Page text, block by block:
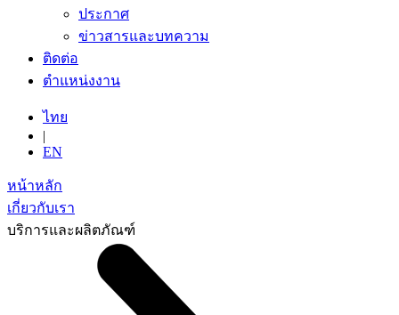
ประกาศ
ข่าวสารและบทความ
ติดต่อ
ตำแหน่งงาน
ไทย
|
EN
หน้าหลัก
เกี่ยวกับเรา
บริการและผลิตภัณฑ์